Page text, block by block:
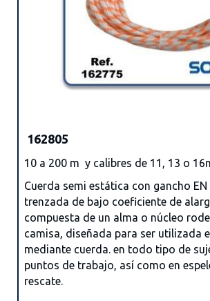
10 a 200 m y calibres de 11, 13 o
Cuerda semi estática con gancho
trenzada de bajo coeficiente de
compuesta de un alma o núcleo
camisa, diseñada para ser utilizada
mediante cuerda. en todo tipo de
puntos de trabajo, así como en
rescate.
162805